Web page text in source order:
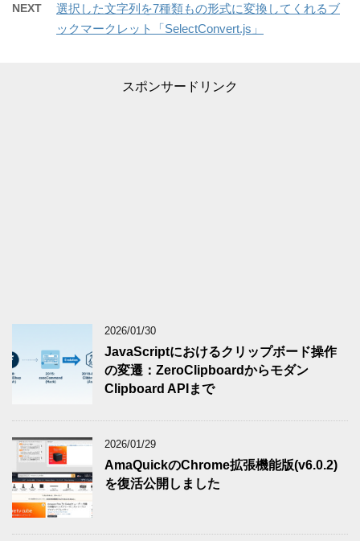
NEXT
選択した文字列を7種類もの形式に変換してくれるブ
ックマークレット「SelectConvert.js」
スポンサードリンク
2026/01/30
JavaScriptにおけるクリップボード操作
の変遷：ZeroClipboardからモダン
Clipboard APIまで
2026/01/29
AmaQuickのChrome拡張機能版(v6.0.2)
を復活公開しました